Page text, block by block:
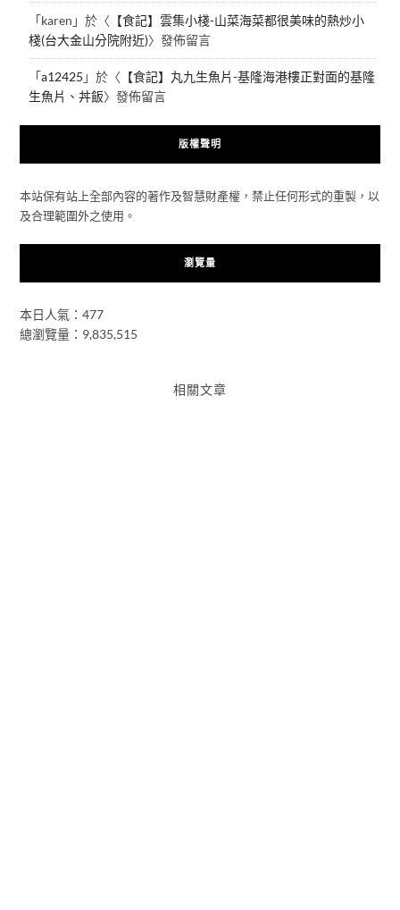
「karen 」於〈 【食記】雲集小棧-山菜海菜都很美味的熱炒小
棧(台大金山分院附近)〉發佈留言
「a12425 」於〈 【食記】丸九生魚片-基隆海港樓正對面的基隆
生魚片、丼飯〉發佈留言
版權聲明
本站保有站上全部內容的著作及智慧財產權，禁止任何形式的重製，以
及合理範圍外之使用。
瀏覽量
本日人氣：477
總瀏覽量：9,835,515
相關文章